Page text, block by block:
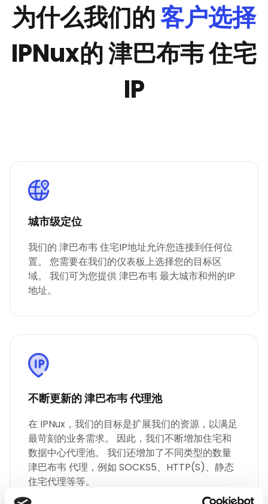
为什么我们的客户选择
IPNux的 津巴布韦 住宅
IP
城市级定位
我们的 津巴布韦 住宅IP地址允许您连接到任何位
置。 您需要在我们的仪表板上选择您的目标区
域。 我们可为您提供 津巴布韦 最大城市和州的IP
地址。
不断更新的 津巴布韦 代理池
在 IPNux，我们的目标是扩展我们的资源，以满足
最苛刻的业务需求。 因此，我们不断增加住宅和
数据中心代理池。 我们还增加了不同类型的数量
津巴布韦 代理，例如 SOCKS5、HTTP(S)、静态
住宅代理等等。